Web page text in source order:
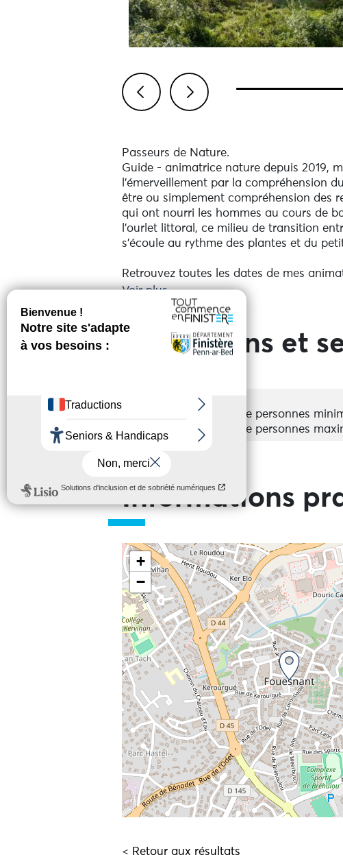
Passeurs de Nature.
Guide - animatrice nature depuis 2019,
l'émerveillement par la compréhension
être ou simplement compréhension des
qui ont nourri les hommes au cours de
l'ourlet littoral, ce milieu de transition
s'écoule au rythme des plantes et du
Retrouvez toutes les dates de mes
Voir plus
Prestations et
Acceptés
Nombre de personnes
Nombre de personnes
Informations
+
−
< Retour aux résultats